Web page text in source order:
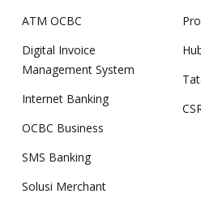
ATM OCBC
Digital Invoice
Management System
Internet Banking
OCBC Business
SMS Banking
Solusi Merchant